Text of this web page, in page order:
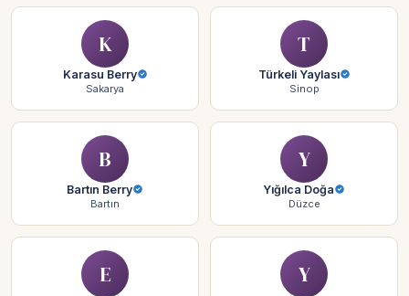
K
Karasu Berry
Sakarya
T
Türkeli Yaylası
Sinop
B
Bartın Berry
Bartın
Y
Yığılca Doğa
Düzce
E Y